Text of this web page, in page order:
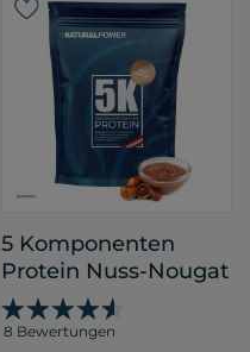
5 Komponenten
Protein Nuss-Nougat
8 Bewertungen